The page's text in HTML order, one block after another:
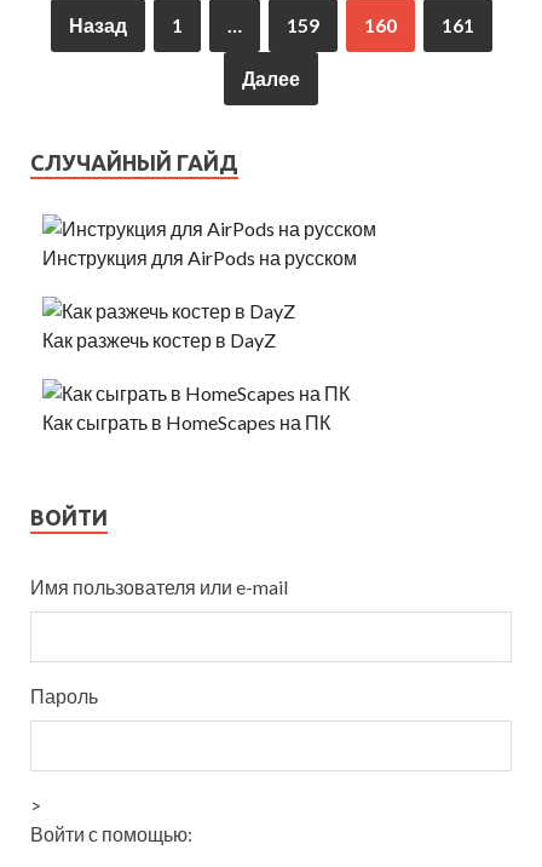
Назад 1 … 159 160 161
Далее
СЛУЧАЙНЫЙ ГАЙД
Инструкция для AirPods на русском
Как разжечь костер в DayZ
Как сыграть в HomeScapes на ПК
ВОЙТИ
Имя пользователя или e-mail
Пароль
>
Войти с помощью: